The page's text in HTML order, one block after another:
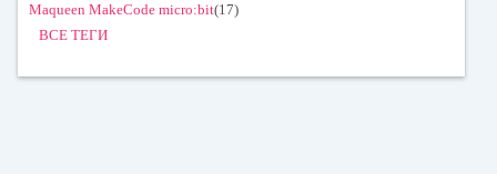
Maqueen MakeCode micro:bit(17)
ВСЕ ТЕГИ